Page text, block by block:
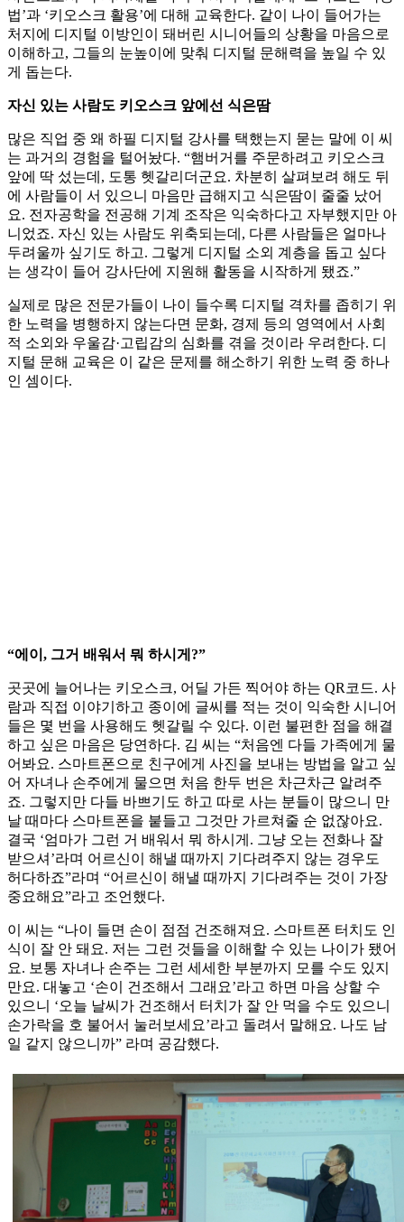
법’과 ‘키오스크 활용’에 대해 교육한다. 같이 나이 들어가는
처지에 디지털 이방인이 돼버린 시니어들의 상황을 마음으로
이해하고, 그들의 눈높이에 맞춰 디지털 문해력을 높일 수 있
게 돕는다.
자신 있는 사람도 키오스크 앞에선 식은땀
많은 직업 중 왜 하필 디지털 강사를 택했는지 묻는 말에 이 씨
는 과거의 경험을 털어놨다. “햄버거를 주문하려고 키오스크
앞에 딱 섰는데, 도통 헷갈리더군요. 차분히 살펴보려 해도 뒤
에 사람들이 서 있으니 마음만 급해지고 식은땀이 줄줄 났어
요. 전자공학을 전공해 기계 조작은 익숙하다고 자부했지만 아
니었죠. 자신 있는 사람도 위축되는데, 다른 사람들은 얼마나
두려울까 싶기도 하고. 그렇게 디지털 소외 계층을 돕고 싶다
는 생각이 들어 강사단에 지원해 활동을 시작하게 됐죠.”
실제로 많은 전문가들이 나이 들수록 디지털 격차를 좁히기 위
한 노력을 병행하지 않는다면 문화, 경제 등의 영역에서 사회
적 소외와 우울감·고립감의 심화를 겪을 것이라 우려한다. 디
지털 문해 교육은 이 같은 문제를 해소하기 위한 노력 중 하나
인 셈이다.
“에이, 그거 배워서 뭐 하시게?”
곳곳에 늘어나는 키오스크, 어딜 가든 찍어야 하는 QR코드. 사
람과 직접 이야기하고 종이에 글씨를 적는 것이 익숙한 시니어
들은 몇 번을 사용해도 헷갈릴 수 있다. 이런 불편한 점을 해결
하고 싶은 마음은 당연하다. 김 씨는 “처음엔 다들 가족에게 물
어봐요. 스마트폰으로 친구에게 사진을 보내는 방법을 알고 싶
어 자녀나 손주에게 물으면 처음 한두 번은 차근차근 알려주
죠. 그렇지만 다들 바쁘기도 하고 따로 사는 분들이 많으니 만
날 때마다 스마트폰을 붙들고 그것만 가르쳐줄 순 없잖아요.
결국 ‘엄마가 그런 거 배워서 뭐 하시게. 그냥 오는 전화나 잘
받으셔’라며 어르신이 해낼 때까지 기다려주지 않는 경우도
허다하죠”라며 “어르신이 해낼 때까지 기다려주는 것이 가장
중요해요”라고 조언했다.
이 씨는 “나이 들면 손이 점점 건조해져요. 스마트폰 터치도 인
식이 잘 안 돼요. 저는 그런 것들을 이해할 수 있는 나이가 됐어
요. 보통 자녀나 손주는 그런 세세한 부분까지 모를 수도 있지
만요. 대놓고 ‘손이 건조해서 그래요’라고 하면 마음 상할 수
있으니 ‘오늘 날씨가 건조해서 터치가 잘 안 먹을 수도 있으니
손가락을 호 불어서 눌러보세요’라고 돌려서 말해요. 나도 남
일 같지 않으니까” 라며 공감했다.